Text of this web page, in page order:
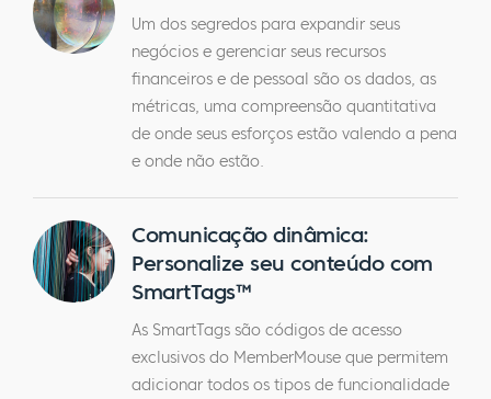
Um dos segredos para expandir seus
negócios e gerenciar seus recursos
financeiros e de pessoal são os dados, as
métricas, uma compreensão quantitativa
de onde seus esforços estão valendo a pena
e onde não estão.
Comunicação dinâmica:
Personalize seu conteúdo com
SmartTags™
As SmartTags são códigos de acesso
exclusivos do MemberMouse que permitem
adicionar todos os tipos de funcionalidade